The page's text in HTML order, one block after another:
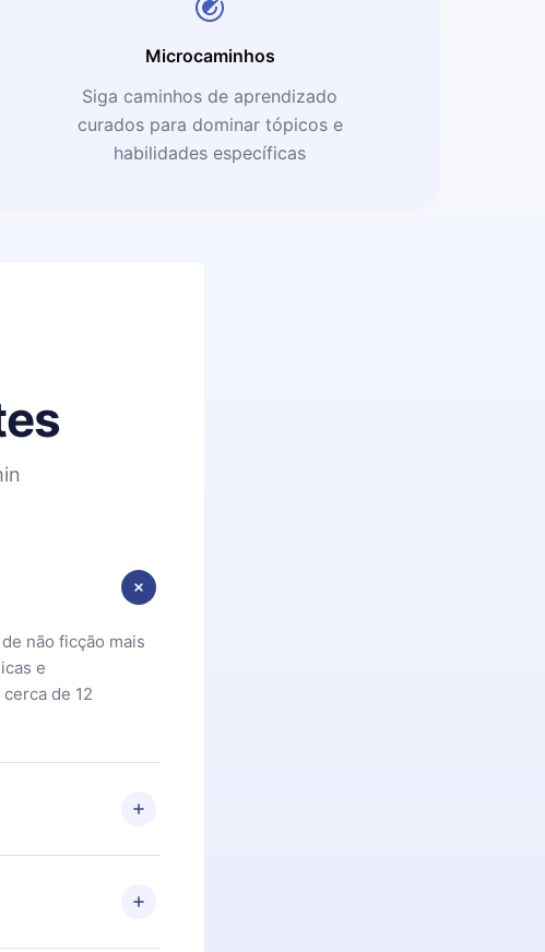
Microcaminhos
Siga caminhos de aprendizado
curados para dominar tópicos e
habilidades específicas
não ficção mais
e
de 12
Se por algum
com nossa
solicitar o